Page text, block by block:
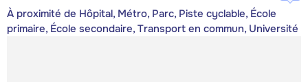
À proximité de Hôpital, Métro, Parc, Piste cyclable, École
primaire, École secondaire, Transport en commun, Université